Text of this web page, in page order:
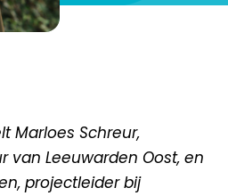
Marloes Schreur,
van Leeuwarden Oost, en
projectleider bij